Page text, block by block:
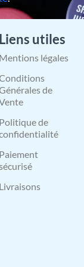
Liens utiles
Mentions légales
de
Politique de
Paiement
Livraisons